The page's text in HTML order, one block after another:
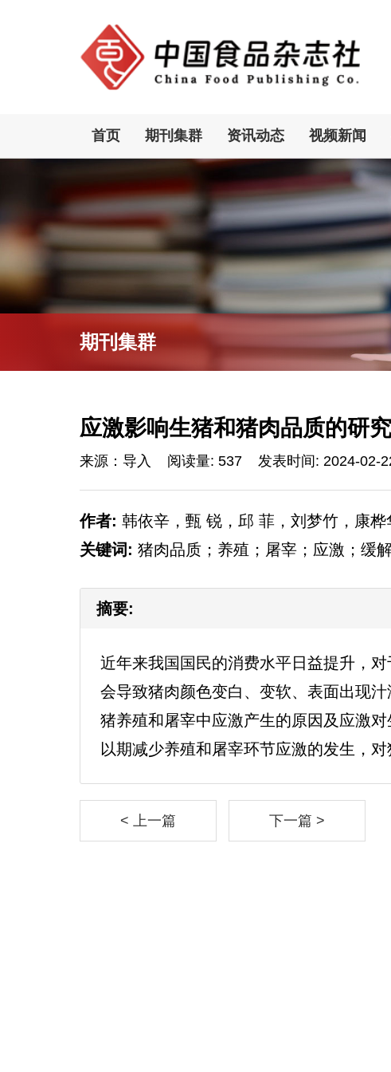
首页 期刊集群 资讯动态 视频新闻
期刊集群
应激影响生猪和猪肉品质的研
来源：导入 阅读量: 537 发表时间: 2024-02-
作者: 韩依辛，甄 锐，邱 菲，刘梦竹，康
关键词: 猪肉品质；养殖；屠宰；应激；缓
摘要:
近年来我国国民的消费水平日益提升，
会导致猪肉颜色变白、变软、表面出现
猪养殖和屠宰中应激产生的原因及应激
以期减少养殖和屠宰环节应激的发生，对
< 上一篇 下一篇 >